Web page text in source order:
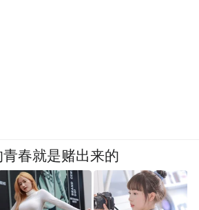
春就是赌出来的